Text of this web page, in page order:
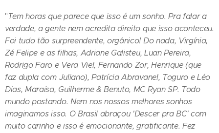
"Tem horas que parece que isso é um sonho. Pra falar a
verdade, a gente nem acredita direito que isso aconteceu.
Foi tudo tão surpreendente, orgânico! Do nada, Virgínia,
Zé Felipe e as filhas, Adriane Galisteu, Luan Pereira,
Rodrigo Faro e Vera Viel, Fernando Zor, Henrique (que
faz dupla com Juliano), Patrícia Abravanel, Toguro e Léo
Dias, Maraísa, Guilherme & Benuto, MC Ryan SP. Todo
mundo postando. Nem nos nossos melhores sonhos
imaginamos isso. O Brasil abraçou 'Descer pra BC' com
muito carinho e isso é emocionante, gratificante. Fez